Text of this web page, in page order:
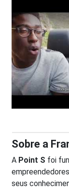
Sobre a
A Point S foi
seus